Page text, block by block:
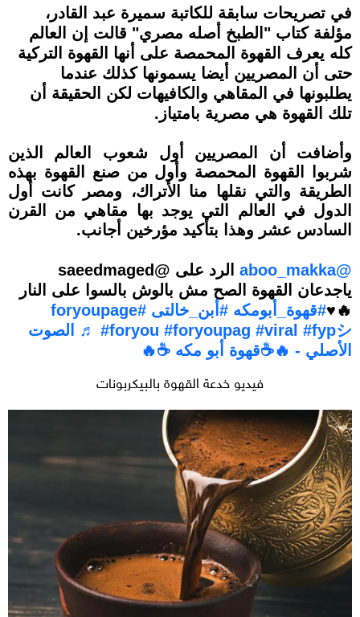
في تصريحات سابقة للكاتبة سميرة عبد القادر،
مؤلفة كتاب "الطبخ أصله مصري" قالت إن العالم
كله يعرف القهوة المحمصة على أنها القهوة التركية
حتى أن المصريين أيضا يسمونها كذلك عندما
يطلبونها في المقاهي والكافيهات لكن الحقيقة أن
تلك القهوة هي مصرية بامتياز.
وأضافت أن المصريين أول شعوب العالم الذين
شربوا القهوة المحمصة وأول من صنع القهوة بهذه
الطريقة والتي نقلها منا الأتراك، ومصر كانت أول
الدول في العالم التي يوجد بها مقاهي من القرن
السادس عشر وهذا بتأكيد مؤرخين أجانب.
@aboo_makka
الرد على @saeedmaged
ياجدعان القهوة الصح مش بالوش بالسوا على النار
🔥♥️#قهوة_أبومكه #أبن_خالتى #foryoupage
#foryou #foryoupag #viral #fypシ
♬ الصوت
الأصلي - 🔥☕قهوة أبو مكه ☕🔥
فيديو خدعة القهوة بالبيكربونات